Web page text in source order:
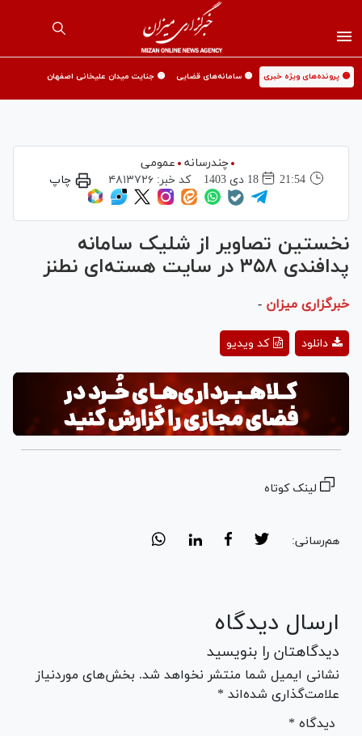
🟡 پرونده‌های ویژه خبری 🟡 سامانه‌های قضایی 🟡 جنایت میدان علیخانی اصفهان
چندرسانه
عمومی
21:54
18 دی 1403 کد خبر:۴۸۱۳۷۲۶ چاپ
نخستین تصاویر از شلیک سامانه
پدافندی ۳۵۸ در سایت هسته‌ای نطنز
خبرگزاری میزان -
Play
Video
کد ویدیو دانلود
لینک کوتاه
هم‌رسانی:
ارسال دیدگاه
دیدگاهتان را بنویسید
نشانی ایمیل شما منتشر نخواهد شد. بخش‌های موردنیاز
علامت‌گذاری شده‌اند *
* دیدگاه